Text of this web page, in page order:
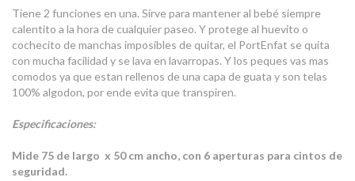
Tiene 2 funciones en una. Sirve para mantener al bebé siempre
calentito a la hora de cualquier paseo. Y protege al huevito o
cochecito de manchas imposibles de quitar, el PortEnfat se quita
con mucha facilidad y se lava en lavarropas. Y los peques vas mas
comodos ya que estan rellenos de una capa de guata y son telas
100% algodon, por ende evita que transpiren.
Especificaciones:
Mide 75 de largo x 50 cm ancho, con 6 aperturas para cintos de
seguridad.